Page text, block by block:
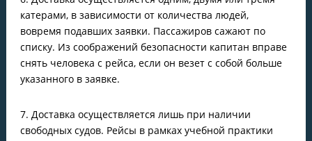
катерами, в зависимости от количества людей,
вовремя подавших заявки. Пассажиров сажают по
списку. Из соображений безопасности капитан вправе
снять человека с рейса, если он везет с собой больше
указанного в заявке.
7. Доставка осуществляется лишь при наличии
свободных судов. Рейсы в рамках учебной практики